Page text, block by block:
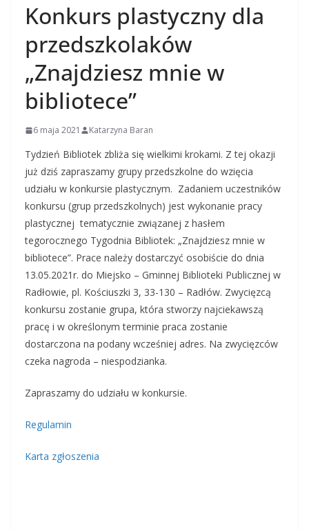
Konkurs plastyczny dla
przedszkolaków
„Znajdziesz mnie w
bibliotece”
6 maja 2021 Katarzyna Baran
Tydzień Bibliotek zbliża się wielkimi krokami. Z tej okazji
już dziś zapraszamy grupy przedszkolne do wzięcia
udziału w konkursie plastycznym. Zadaniem uczestników
konkursu (grup przedszkolnych) jest wykonanie pracy
plastycznej tematycznie związanej z hasłem
tegorocznego Tygodnia Bibliotek: „Znajdziesz mnie w
bibliotece”. Prace należy dostarczyć osobiście do dnia
13.05.2021r. do Miejsko – Gminnej Biblioteki Publicznej w
Radłowie, pl. Kościuszki 3, 33-130 – Radłów. Zwycięzcą
konkursu zostanie grupa, która stworzy najciekawszą
pracę i w określonym terminie praca zostanie
dostarczona na podany wcześniej adres. Na zwycięzców
czeka nagroda – niespodzianka.
Zapraszamy do udziału w konkursie.
Regulamin
Karta zgłoszenia